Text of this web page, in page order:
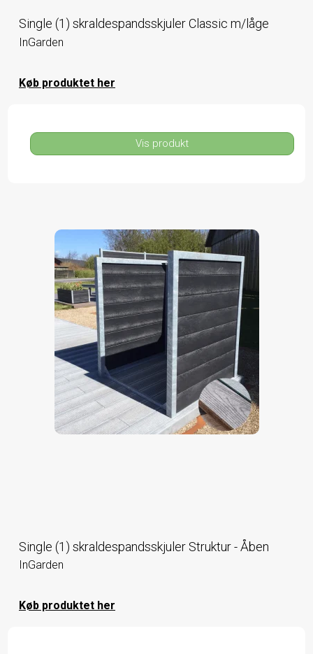
Single (1) skraldespandsskjuler Classic m/låge
InGarden
Køb produktet her
Vis produkt
Single (1) skraldespandsskjuler Struktur - Åben
InGarden
Køb produktet her